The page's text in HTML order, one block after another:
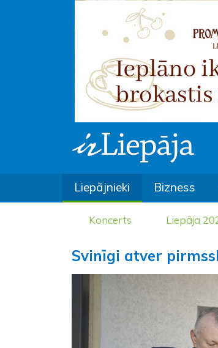
Liepājnieki Bizness
Koncerts Liepāja
Svinīgi atver